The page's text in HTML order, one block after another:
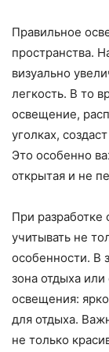
Правильное
пространства.
визуально
легкость. В то
освещение,
уголках,
Это особенно
открытая и не
При разработке
учитывать не
особенности. В
зона отдыха
освещения:
для отдыха.
не только